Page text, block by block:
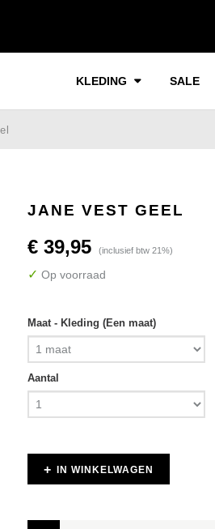
KLEDING SALE
JANE VEST GEEL
€ 39,95 (inclusief btw 21%)
✓ Op voorraad
Maat - Kleding (Een maat)
Aantal
IN WINKELWAGEN